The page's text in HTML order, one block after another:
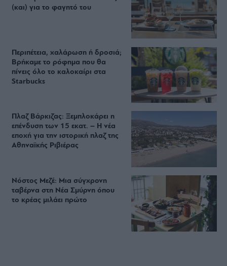
(και) για το φαγητό του
Περιπέτεια, χαλάρωση ή δροσιά;
Βρήκαμε το ρόφημα που θα
πίνεις όλο το καλοκαίρι στα
Starbucks
Πλαζ Βάρκιζας: Ξεμπλοκάρει η
επένδυση των 15 εκατ. – Η νέα
εποχή για την ιστορική πλαζ της
Αθηναϊκής Ριβιέρας
Νόστος Μεζέ: Μια σύγχρονη
ταβέρνα στη Νέα Σμύρνη όπου
το κρέας μιλάει πρώτο